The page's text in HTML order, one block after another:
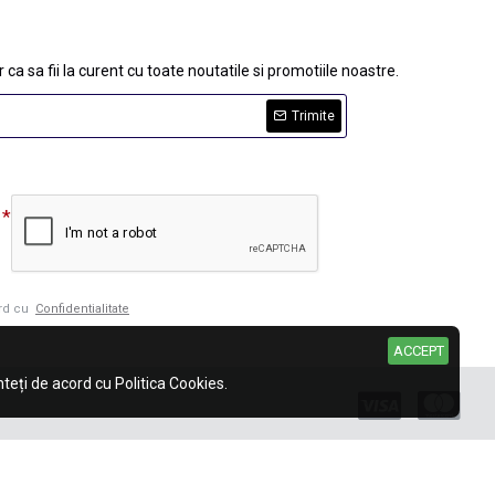
ca sa fii la curent cu toate noutatile si promotiile noastre.
Trimite
cu Confidentialitate
ACCEPT
de acord cu Politica Cookies.